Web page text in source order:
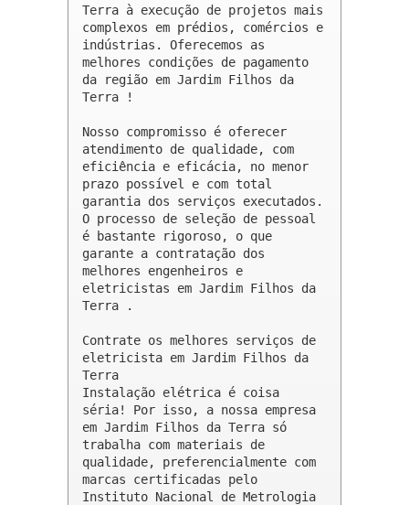
Terra à execução de projetos mais
complexos em prédios, comércios e
indústrias. Oferecemos as
melhores condições de pagamento
da região em Jardim Filhos da
Terra !
Nosso compromisso é oferecer
atendimento de qualidade, com
eficiência e eficácia, no menor
prazo possível e com total
garantia dos serviços executados.
O processo de seleção de pessoal
é bastante rigoroso, o que
garante a contratação dos
melhores engenheiros e
eletricistas em Jardim Filhos da
Terra .
Contrate os melhores serviços de
eletricista em Jardim Filhos da
Terra
Instalação elétrica é coisa
séria! Por isso, a nossa empresa
em Jardim Filhos da Terra só
trabalha com materiais de
qualidade, preferencialmente com
marcas certificadas pelo
Instituto Nacional de Metrologia